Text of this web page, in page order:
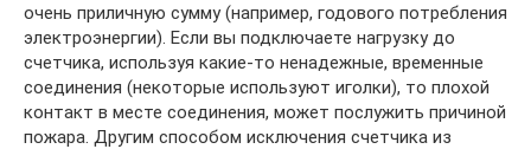
очень приличную сумму (например, годового потребления
электроэнергии). Если вы подключаете нагрузку до
счетчика, используя какие-то ненадежные, временные
соединения (некоторые используют иголки), то плохой
контакт в месте соединения, может послужить причиной
пожара. Другим способом исключения счетчика из